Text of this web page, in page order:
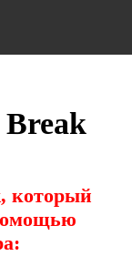
Break
который